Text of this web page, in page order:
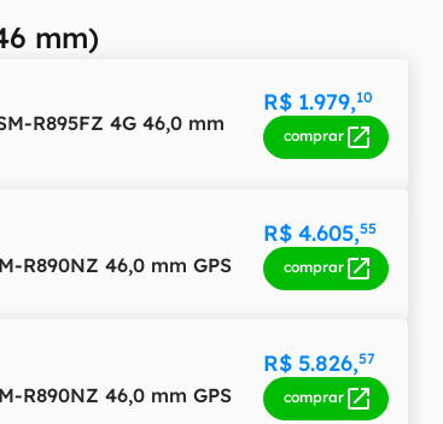
mm)
R895FZ 4G 46,0 mm
R$ 1.979,10
comprar
R890NZ 46,0 mm GPS
R$ 4.605,55
comprar
R890NZ 46,0 mm GPS
R$ 5.826,57
comprar